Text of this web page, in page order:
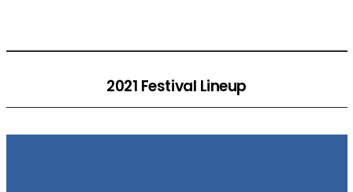
2021 Festival Lineup